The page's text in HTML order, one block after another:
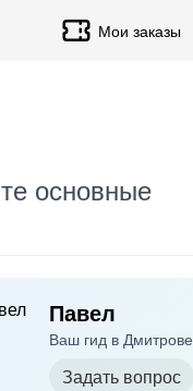
Мои заказы
основные
Павел
Ваш гид в Дмитрове
Задать вопрос